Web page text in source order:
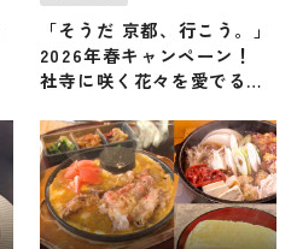
「そうだ 京都、行こう。」
2026年春キャンペーン！
社寺に咲く花々を愛でる
ライトアップイベント」で
春の京都を堪能し尽くそう
♪